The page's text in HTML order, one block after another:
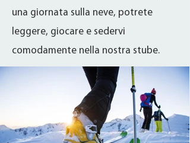
una giornata sulla neve, potrete
leggere, giocare e sedervi
comodamente nella nostra stube.